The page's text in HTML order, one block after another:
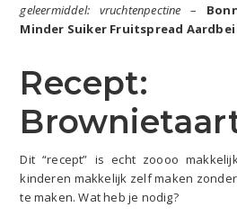
geleermiddel: vruchtenpectine –
Minder Suiker Fruitspread Aardbei
Dit “recept” is echt zoooo
kinderen makkelijk zelf maken
te maken. Wat heb je nodig?